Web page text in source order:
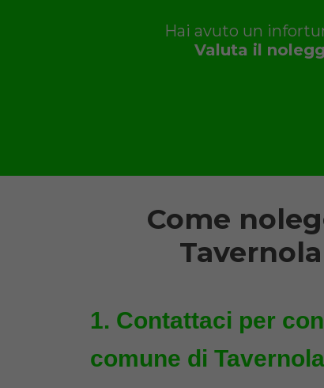
Hai avuto un
Valuta il
Come
Contattaci per
comune di